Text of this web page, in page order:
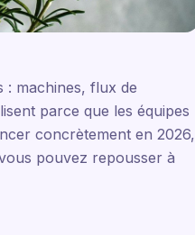
: machines, flux de
parce que les équipes
concrètement en 2026,
pouvez repousser à